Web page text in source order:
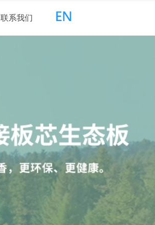
联系我们